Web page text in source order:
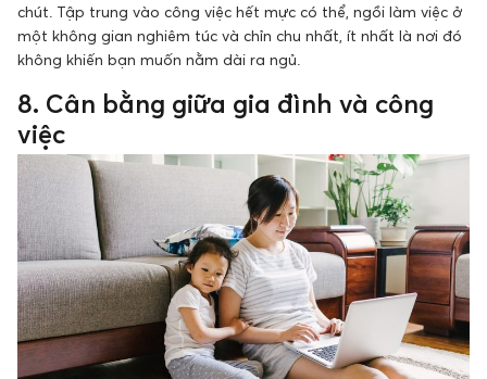
chút. Tập trung vào công việc hết mực có thể, ngồi làm việc ở
một không gian nghiêm túc và chỉn chu nhất, ít nhất là nơi đó
không khiến bạn muốn nằm dài ra ngủ.
8. Cân bằng giữa gia đình và công
việc